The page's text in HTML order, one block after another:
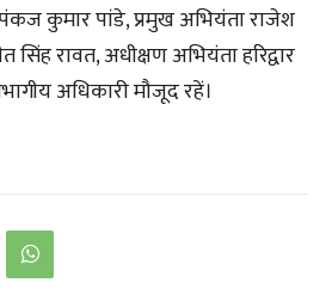
कुमार पांडे, प्रमुख अभियंता राजेश
सिंह रावत, अधीक्षण अभियंता हरिद्वार
अधिकारी मौजूद रहें।